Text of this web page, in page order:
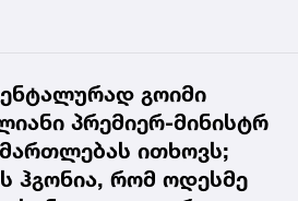
გოიმი
პრემიერ-მინისტრ
ითხოვს;
ჰგონია, რომ ოდესმე